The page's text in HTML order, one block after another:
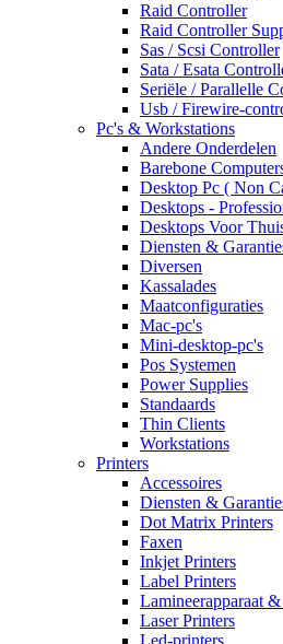
Raid Controller
Raid Controller
Sas / Scsi Controller
Sata / Esata
Seriële / Parallelle
Usb / Firewire-
Pc's & Workstations
Andere Onderdelen
Barebone
Desktop Pc ( Non
Desktops -
Desktops Voor
Diensten &
Diversen
Kassalades
Maatconfiguraties
Mac-pc's
Mini-desktop-pc's
Pos Systemen
Power Supplies
Standaards
Thin Clients
Workstations
Printers
Accessoires
Diensten &
Dot Matrix Printers
Faxen
Inkjet Printers
Label Printers
Lamineerapparaat
Laser Printers
Led-printers